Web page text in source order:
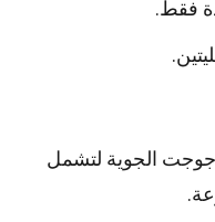
فقط.
الجوية لتشمل